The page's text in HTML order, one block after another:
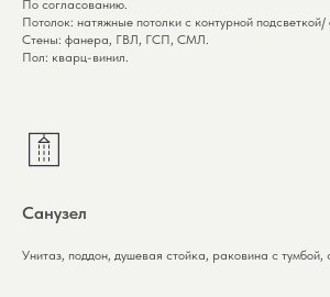
По cогласованию.
Потолок: натяжные потолки с контурной подсветкой/
Стены: фанера, ГВЛ, ГСП, СМЛ.
Пол: кварц-винил.
Санузел
Унитаз, поддон, душевая стойка, раковина с тумбой,